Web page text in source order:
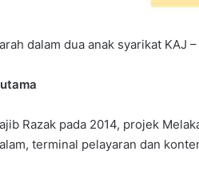
dalam dua anak syarikat
Razak pada 2014, projek
terminal pelayaran dan